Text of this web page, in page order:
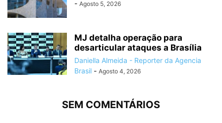
- Agosto 5, 2026
MJ detalha operação para
desarticular ataques a Brasília
Daniella Almeida - Reporter da Agencia
Brasil - Agosto 4, 2026
SEM COMENTÁRIOS